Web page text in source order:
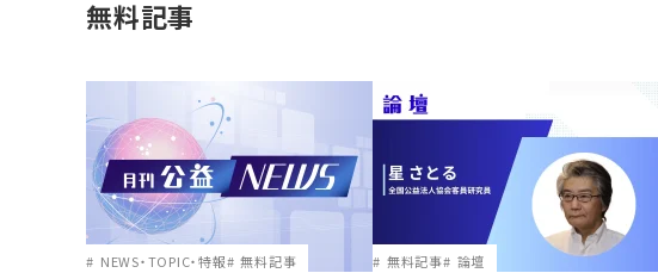
無料記事
NEWS・TOPIC・特報 無料記事 無料記事 論壇